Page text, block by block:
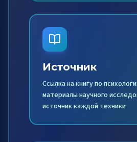
Источник
Ссылка на книгу по
материалы научного
источник каждой техники